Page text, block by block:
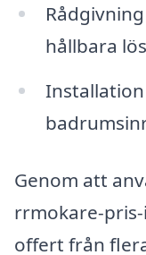
hållbara
Installation
Genom att
rrmokare-
offert från